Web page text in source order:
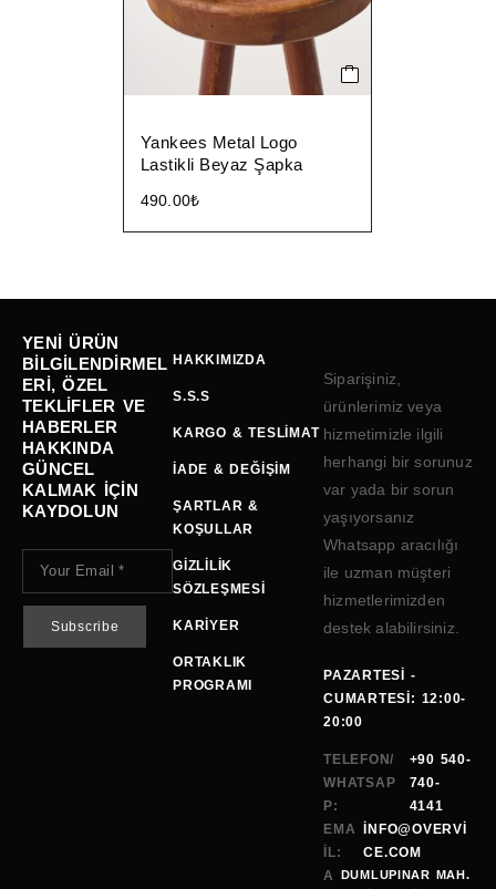
Yankees Metal Logo
Lastikli Beyaz Şapka
490.00₺
YENI ÜRÜN
BILGILENDIRMEL
ERI, ÖZEL
TEKLIFLER VE
HABERLER
HAKKINDA
GÜNCEL
KALMAK IÇIN
KAYDOLUN
HAKKIMIZDA
S.S.S
KARGO & TESLIMAT
İADE & DEĞIŞIM
ŞARTLAR &
KOŞULLAR
GIZLILIK
SÖZLEŞMESI
KARIYER
ORTAKLIK
PROGRAMI
Siparişiniz,
ürünlerimiz veya
hizmetimizle ilgili
herhangi bir sorunuz
var yada bir sorun
yaşıyorsanız
Whatsapp aracılığı
ile uzman müşteri
hizmetlerimizden
destek alabilirsiniz.
PAZARTESI -
CUMARTESI: 12:00-
20:00
TELEFON/
WHATSAP
P:
+90 540-
740-
4141
EMA
IL:
INFO@OVERVI
CE.COM
A
DUMLUPINAR MAH.